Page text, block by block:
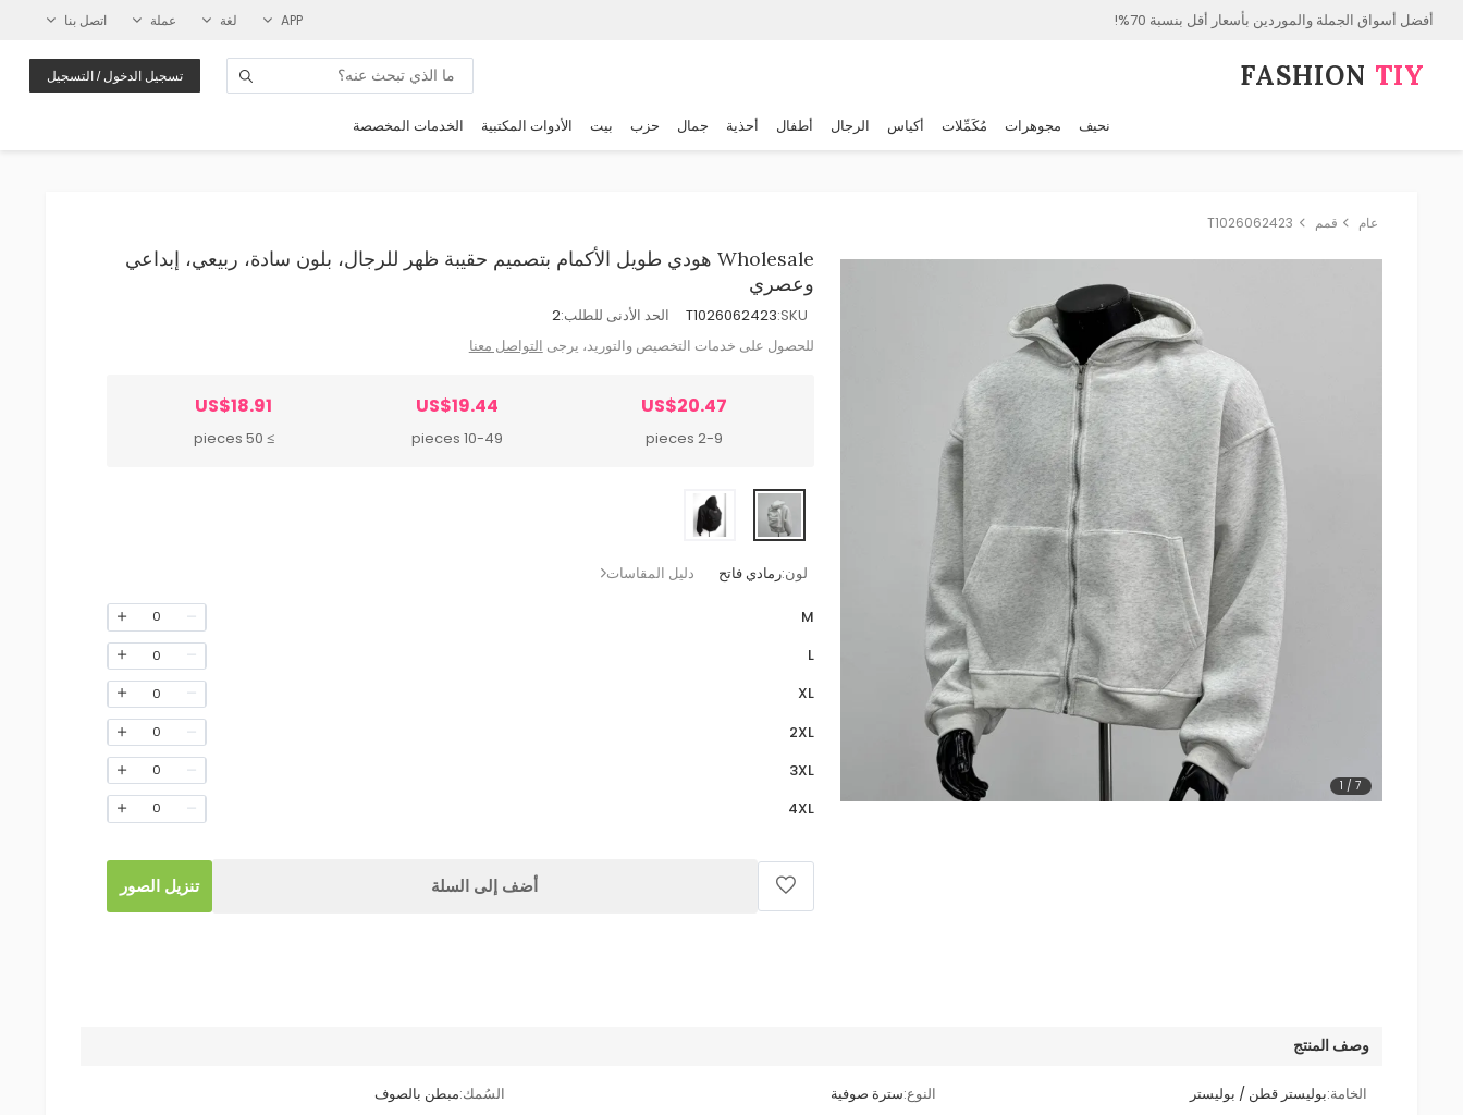
أفضل أسواق الجملة والموردين بأسعار أقل بنسبة 70%! APP لغة عملة اتصل بنا
FASHION⁠ TIY تسجيل الدخول / التسجيل
نحيف مجوهرات مُكَمِّلات أكياس الرجال أطفال أحذية جمال حزب بيت الأدوات المكتبية الخدمات المخصصة
عام قمم T1026062423
1 /7
Wholesale هودي طويل الأكمام بتصميم حقيبة ظهر للرجال، بلون سادة، ربيعي، إبداعي
وعصري
SKU:
T1026062423 الحد الأدنى للطلب:2
للحصول على خدمات التخصيص والتوريد، يرجى التواصل معنا
US$20.47
2-9 pieces
US$19.44
10-49 pieces
US$18.91
≥ 50 pieces
لون:رمادي فاتح دليل المقاسات
M
0
L
0
XL
0
2XL
0
3XL
0
4XL
0
أضف إلى السلة تنزيل الصور
وصف المنتج
الخامة:بوليستر قطن / بوليستر النوع:سترة صوفية السُمك:مبطن بالصوف